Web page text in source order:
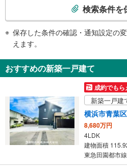
知
を
け
取
る
・
条
を
検索条件を
保存した条件の確認・通知設定の
えます。
おすすめの新築一戸建て
成約でもら
新築一戸建
横浜市青葉
8,680万円
4LDK
建物面積
東急田園都市